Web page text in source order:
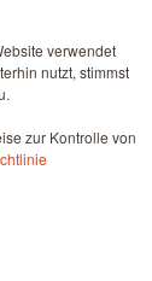
verwendet
nutzt, stimmst
zur Kontrolle von